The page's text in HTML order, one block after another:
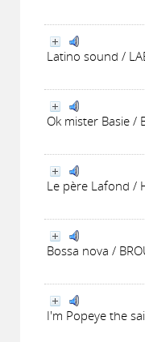
Latino sound /
Ok mister Basie /
Le père Lafond /
Bossa nova /
I'm Popeye the